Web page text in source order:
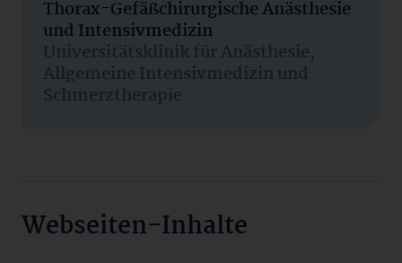
Thorax-Gefäßchirurgische Anästhesie
und Intensivmedizin
Universitätsklinik für Anästhesie,
Allgemeine Intensivmedizin und
Schmerztherapie
Webseiten-Inhalte